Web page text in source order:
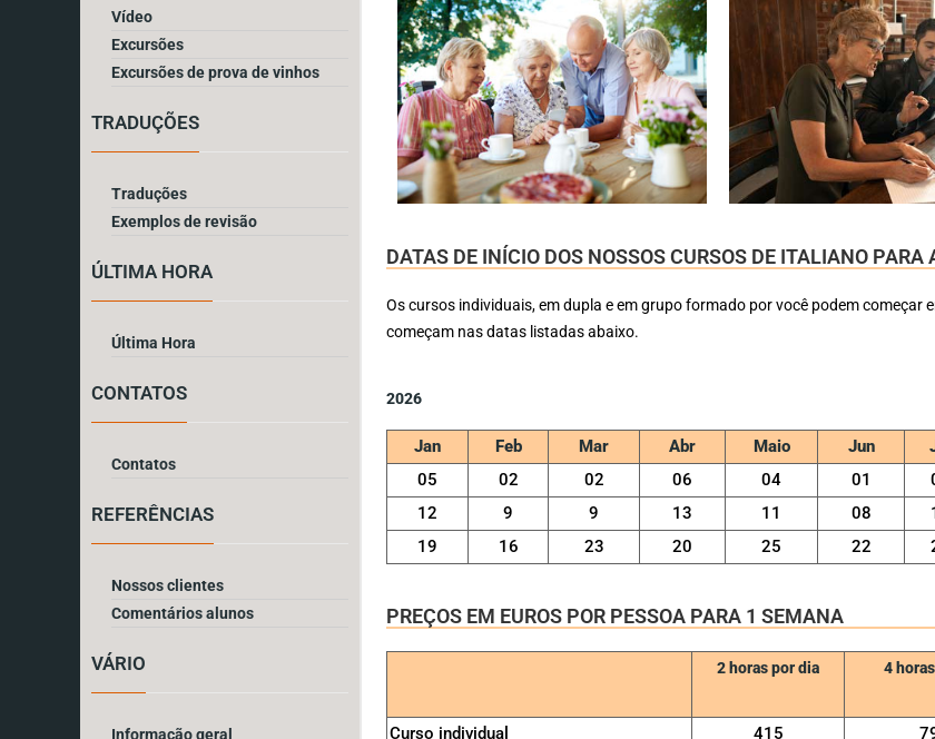
Vídeo
Excursões
Excursões de prova de vinhos
TRADUÇÕES
Traduções
Exemplos de revisão
ÚLTIMA HORA
Última Hora
CONTATOS
Contatos
REFERÊNCIAS
Nossos clientes
Comentários alunos
VÁRIO
Informação geral
DATAS DE INÍCIO DOS NOSSOS CURSOS DE ITALIANO PARA
Os cursos individuais, em dupla e em grupo formado por você podem
começam nas datas listadas abaixo.
2026
Jan Feb Mar Abr Maio Jun
05
02 02 06 04 01
12
9 9 13 11 08
19
16 23 20 25 22
PREÇOS EM EUROS POR PESSOA PARA 1 SEMANA
2 horas por dia 4
Curso individual 415